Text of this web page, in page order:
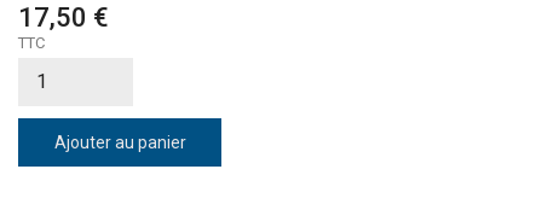
17,50 €
TTC
Ajouter au panier